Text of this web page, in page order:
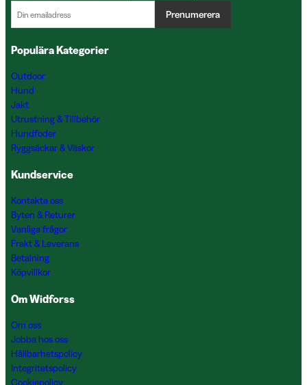
Prenumerera
Populära Kategorier
Outdoor
Hund
Jakt
Utrustning & Tillbehör
Hundfoder
Ryggsäckar & Väskor
Kundservice
Kontakta oss
Byten & Returer
Vanliga frågor
Frakt & Leverans
Betalning
Köpvillkor
Om Widforss
Om oss
Jobba hos oss
Hållbarhetspolicy
Integritetspolicy
Cookiepolicy